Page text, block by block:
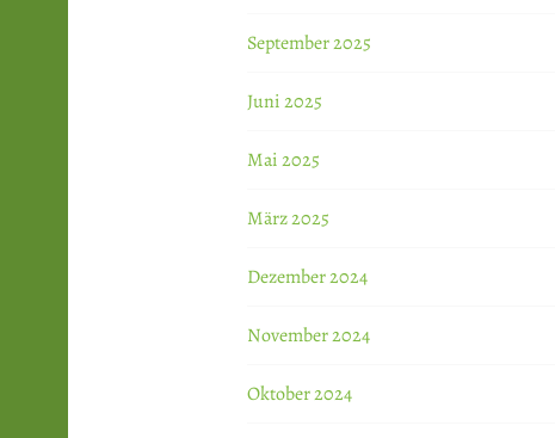
September 2025
Juni 2025
Mai 2025
März 2025
Dezember 2024
November 2024
Oktober 2024